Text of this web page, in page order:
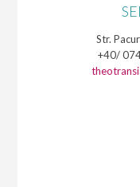
Str.
+40/